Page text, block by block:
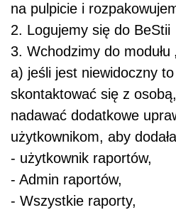
na pulpicie i
2. Logujemy się do BeStii
3. Wchodzimy do modułu
a) jeśli jest niewidoczny
skontaktować się z
nadawać dodatkowe
użytkownikom, aby
- użytkownik raportów,
- Admin raportów,
- Wszystkie raporty,